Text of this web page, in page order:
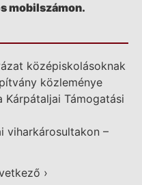
mobilszámon.
középiskolásoknak
közleménye
Kárpátaljai Támogatási
viharkárosultakon –
›